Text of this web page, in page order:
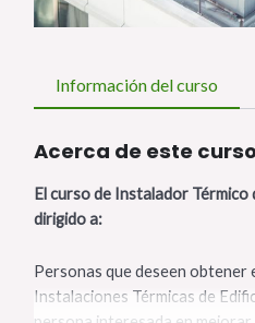
Información del curso
Acerca de este
El curso de Instalador
dirigido a:
Personas que deseen obtener
Instalaciones Térmicas de